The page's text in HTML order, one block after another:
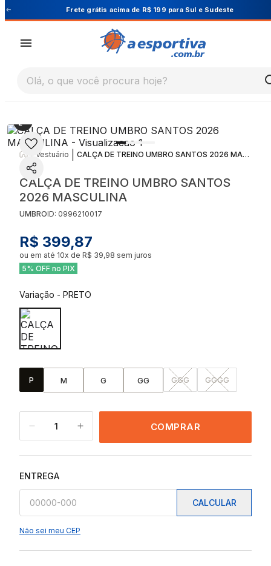
Cupom PRIMEIRA10 para 10% OFF na 1ª compra
Olá, o que você procura hoje?
Vestuário CALÇA DE TREINO UMBRO SANTOS 2026 MASCULINA
CALÇA DE TREINO UMBRO SANTOS
2026 MASCULINA
UMBROID: 0996210017
R$ 399,87
ou em até 10x de R$ 39,98 sem juros
5% OFF no PIX
Variação - PRETO
P M G GG GGG GGGG
1 COMPRAR
ENTREGA
CALCULAR
Não sei meu CEP